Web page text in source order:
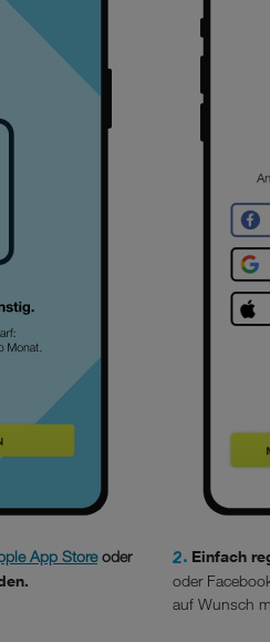
App Storeoder
2. Einfach
oder
auf Wunsch